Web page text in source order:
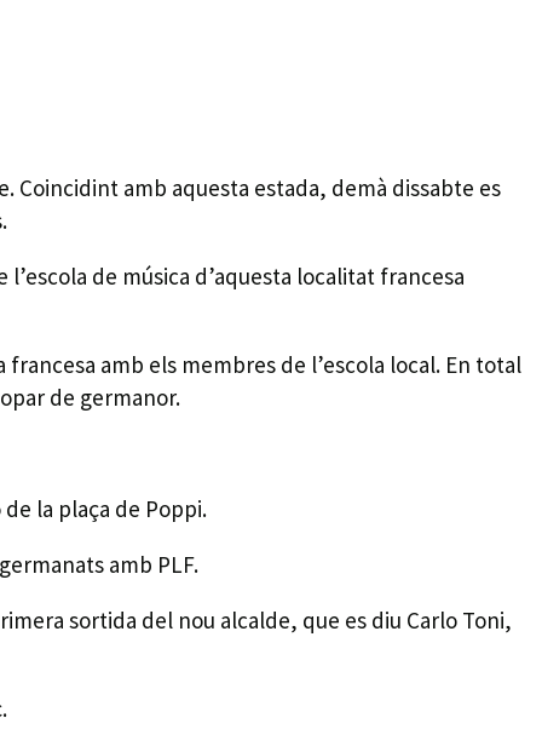
Coincidint amb aquesta estada, demà dissabte es
de música d’aquesta localitat francesa
amb els membres de l’escola local. En total
de germanor.
la plaça de Poppi.
amb PLF.
sortida del nou alcalde, que es diu Carlo Toni,